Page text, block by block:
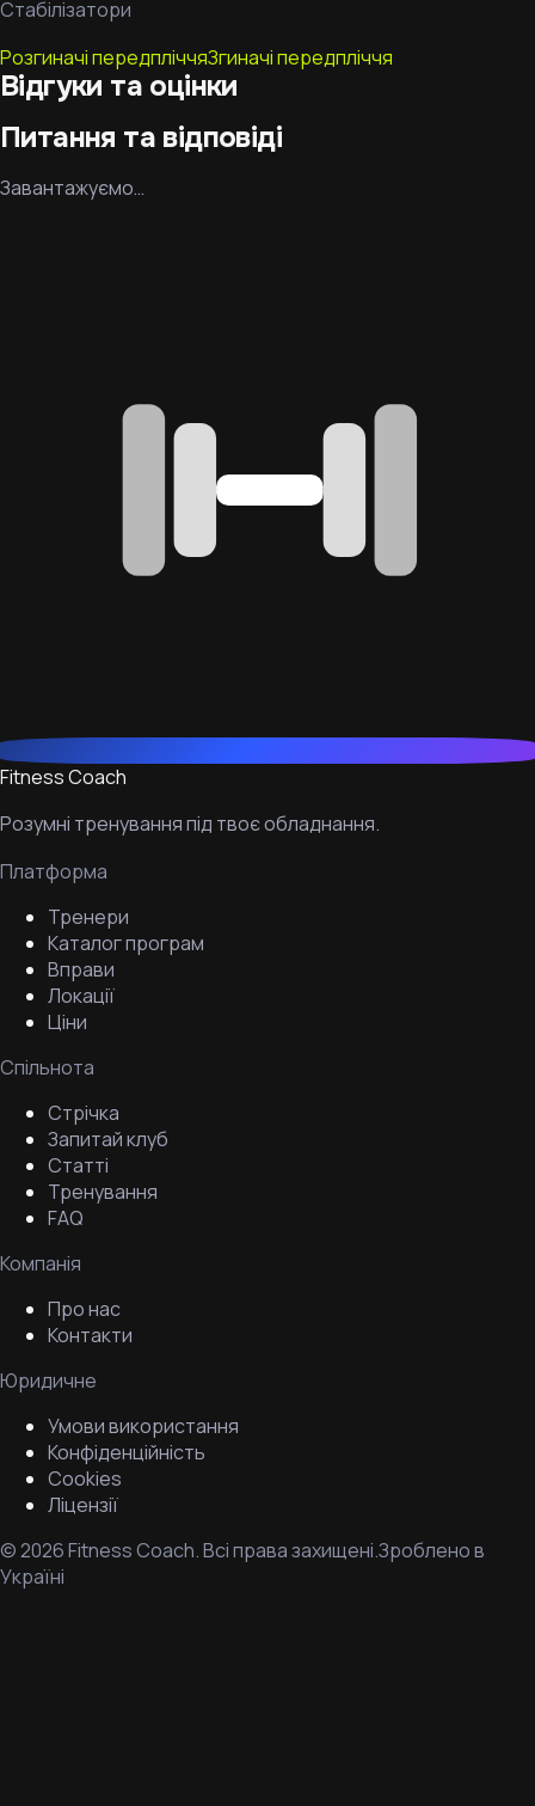
Стабілізатори
Розгиначі передпліччяЗгиначі передпліччя
Відгуки та оцінки
Питання та відповіді
Завантажуємо…
Fitness Coach
Розумні тренування під твоє обладнання.
Платформа
Тренери
Каталог програм
Вправи
Локації
Ціни
Спільнота
Стрічка
Запитай клуб
Статті
Тренування
FAQ
Компанія
Про нас
Контакти
Юридичне
Умови використання
Конфіденційність
Cookies
Ліцензії
©2026Fitness Coach.Всі права захищені.Зроблено в
Україні